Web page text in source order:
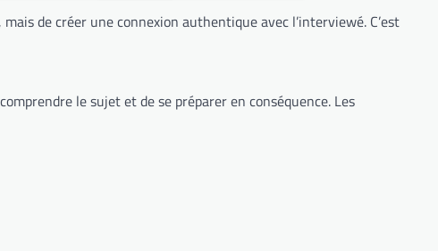
de créer une connexion authentique avec l’interviewé. C’est
le sujet et de se préparer en conséquence. Les